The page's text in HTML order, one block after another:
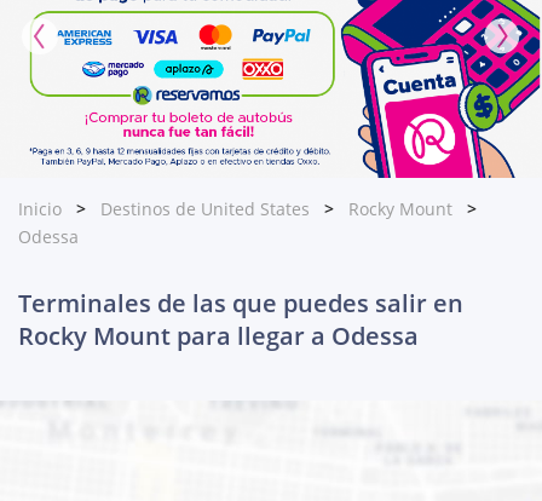
Inicio Destinos de United States
Rocky Mount
Odessa
Terminales de las que puedes salir en
Rocky Mount para llegar a Odessa